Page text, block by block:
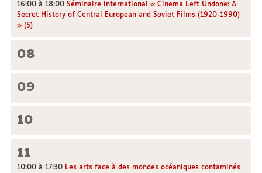
16:00 à 18:00 Séminaire international « Cinema Left Undone: A
Secret History of Central European and Soviet Films (1920-1990)
» (5)
08
09
10
11
10:00 à 17:30 Les arts face à des mondes océaniques contaminés